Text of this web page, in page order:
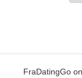
FraDatingGo